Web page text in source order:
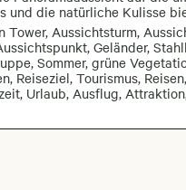
und die natürliche Kulisse
Tower, Aussichtsturm,
Geländer,
Sommer, grüne
Reiseziel, Tourismus,
Urlaub, Ausflug,